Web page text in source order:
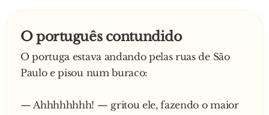
cartomante:
Imediatamente ele pergunta à vidente:
Violentamente? E eu? Serei absolvido?
diz:
O português contundido
O portuga estava andando pelas ruas de São
Paulo e pisou num buraco:
— Ahhhhhhhh! — gritou ele, fazendo o maior